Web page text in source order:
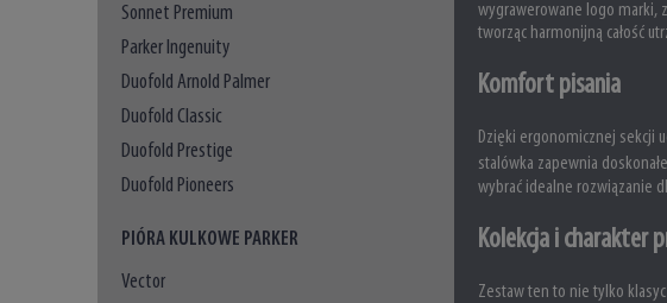
Sonnet Premium
Parker Ingenuity
Duofold Arnold Palmer
Duofold Classic
Duofold Prestige
Duofold Pioneers
PIÓRA KULKOWE PARKER
Vector
wygrawerowane logo marki,
tworząc harmonijną całość
Komfort pisania
Dzięki ergonomicznej sekcji
stalówka zapewnia
wybrać idealne rozwiązanie
Kolekcja i charakter
Zestaw ten to nie tylko